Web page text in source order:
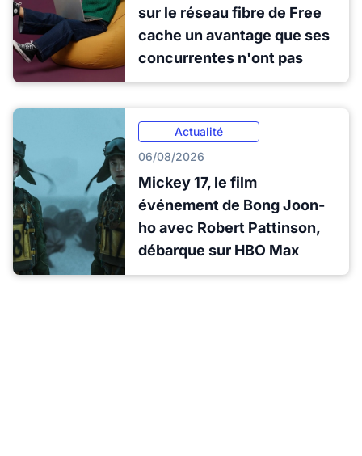
sur le réseau fibre de Free
cache un avantage que ses
concurrentes n'ont pas
Actualité
06/08/2026
Mickey 17, le film
événement de Bong Joon-
ho avec Robert Pattinson,
débarque sur HBO Max